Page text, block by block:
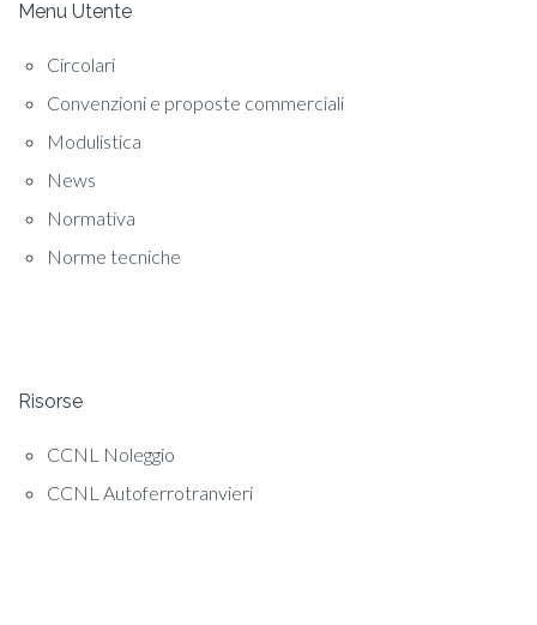
Menu Utente
Circolari
Convenzioni e proposte commerciali
Modulistica
News
Normativa
Norme tecniche
Risorse
CCNL Noleggio
CCNL Autoferrotranvieri